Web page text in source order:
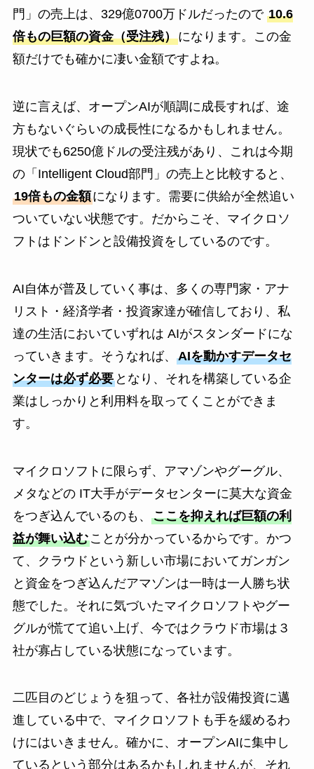
門」の売上は、329億0700万ドルだったので 10.6
倍もの巨額の資金（受注残）になります。この金
額だけでも確かに凄い金額ですよね。
逆に言えば、オープンAIが順調に成長すれば、途
方もないぐらいの成長性になるかもしれません。
現状でも6250億ドルの受注残があり、これは今期
の「Intelligent Cloud部門」の売上と比較すると、
19倍もの金額になります。需要に供給が全然追い
ついていない状態です。だからこそ、マイクロソ
フトはドンドンと設備投資をしているのです。
AI自体が普及していく事は、多くの専門家・アナ
リスト・経済学者・投資家達が確信しており、私
達の生活においていずれは AIがスタンダードにな
っていきます。そうなれば、 AIを動かすデータセ
ンターは必ず必要となり、それを構築している企
業はしっかりと利用料を取ってくことができま
す。
マイクロソフトに限らず、アマゾンやグーグル、
メタなどの IT大手がデータセンターに莫大な資金
をつぎ込んでいるのも、 ここを抑えれば巨額の利
益が舞い込むことが分かっているからです。かつ
て、クラウドという新しい市場においてガンガン
と資金をつぎ込んだアマゾンは一時は一人勝ち状
態でした。それに気づいたマイクロソフトやグー
グルが慌てて追い上げ、今ではクラウド市場は３
社が寡占している状態になっています。
二匹目のどじょうを狙って、各社が設備投資に邁
進している中で、マイクロソフトも手を緩めるわ
けにはいきません。確かに、オープンAIに集中し
ているという部分はあるかもしれませんが、それ